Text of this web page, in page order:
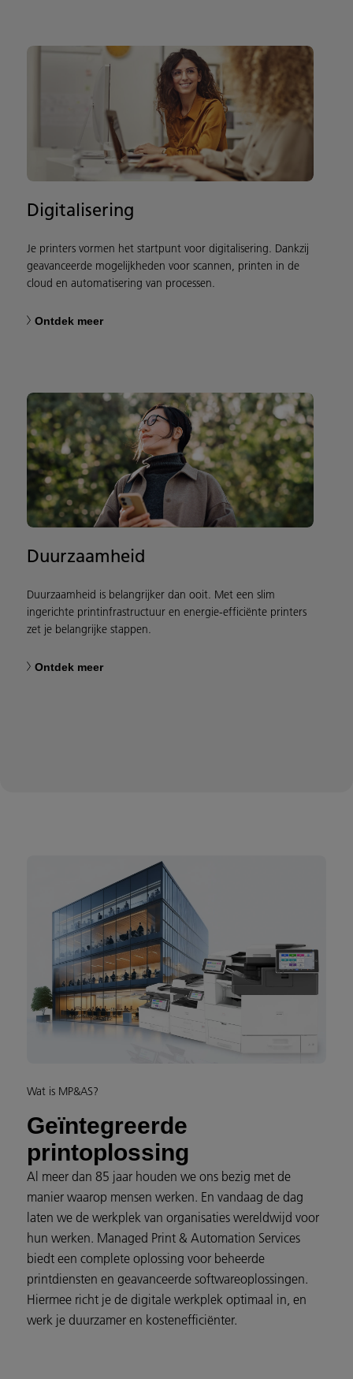
Digitalisering
Je printers vormen het startpunt voor digitalisering. Dankzij
geavanceerde mogelijkheden voor scannen, printen in de
cloud en automatisering van processen.
Ontdek meer
Duurzaamheid
Duurzaamheid is belangrijker dan ooit. Met een slim
ingerichte printinfrastructuur en energie-efficiënte printers
zet je belangrijke stappen.
Ontdek meer
Wat is MP&AS?
Geïntegreerde
printoplossing
Al meer dan 85 jaar houden we ons bezig met de
manier waarop mensen werken. En vandaag de dag
laten we de werkplek van organisaties wereldwijd voor
hun werken. Managed Print & Automation Services
biedt een complete oplossing voor beheerde
printdiensten en geavanceerde softwareoplossingen.
Hiermee richt je de digitale werkplek optimaal in, en
werk je duurzamer en kostenefficiënter.